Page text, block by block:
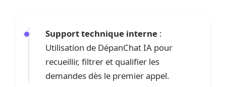
Support technique interne :
Utilisation de DépanChat IA pour
recueillir, filtrer et qualifier les
demandes dès le premier appel.